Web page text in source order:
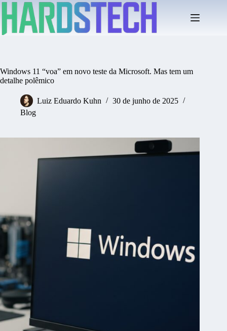
Pular
para
conteúdo
Windows 11 “voa” em novo teste da Microsoft. Mas tem um
detalhe polêmico
Luiz Eduardo Kuhn
30 de junho de 2025
Blog